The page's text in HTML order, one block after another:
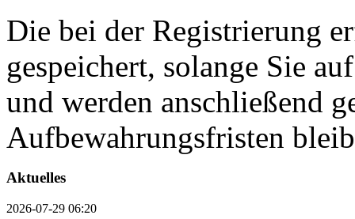
Die bei der Registrierung
gespeichert, solange Sie
und werden anschließend
Aufbewahrungsfristen
Aktuelles
2026-07-29 06:20